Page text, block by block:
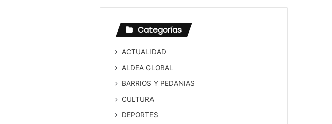
Categorías
ACTUALIDAD
ALDEA GLOBAL
BARRIOS Y PEDANIAS
CULTURA
DEPORTES